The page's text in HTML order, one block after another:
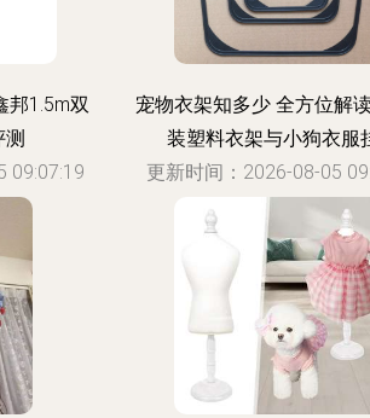
1.5m双
09:07:19
宠物衣架知多少 全方位解
装塑料衣架与小狗衣服
更新时间：2026-08-05